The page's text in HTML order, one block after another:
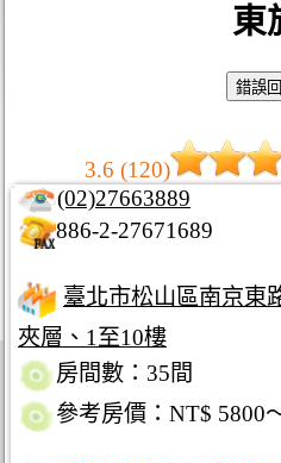
東
3.6 (120)
(02)27663889
886-2-27671689
臺北市松山區南京東
夾層、1至10樓
房間數：35間
參考房價：NT$ 5800